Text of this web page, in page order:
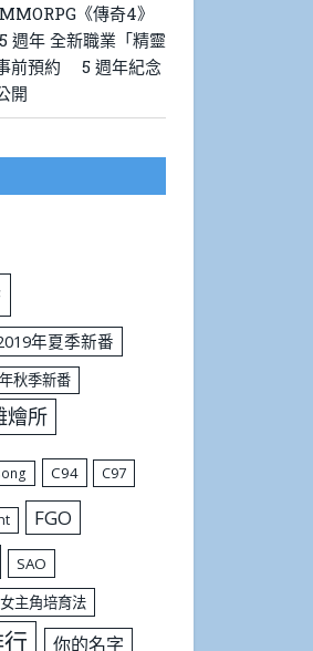
《傳奇4》
週年 全新職業「精靈
前預約 5 週年紀念
開
年夏季新番
秋季新番
燴所
C94 C97
FGO
SAO
主角培育法
你的名字